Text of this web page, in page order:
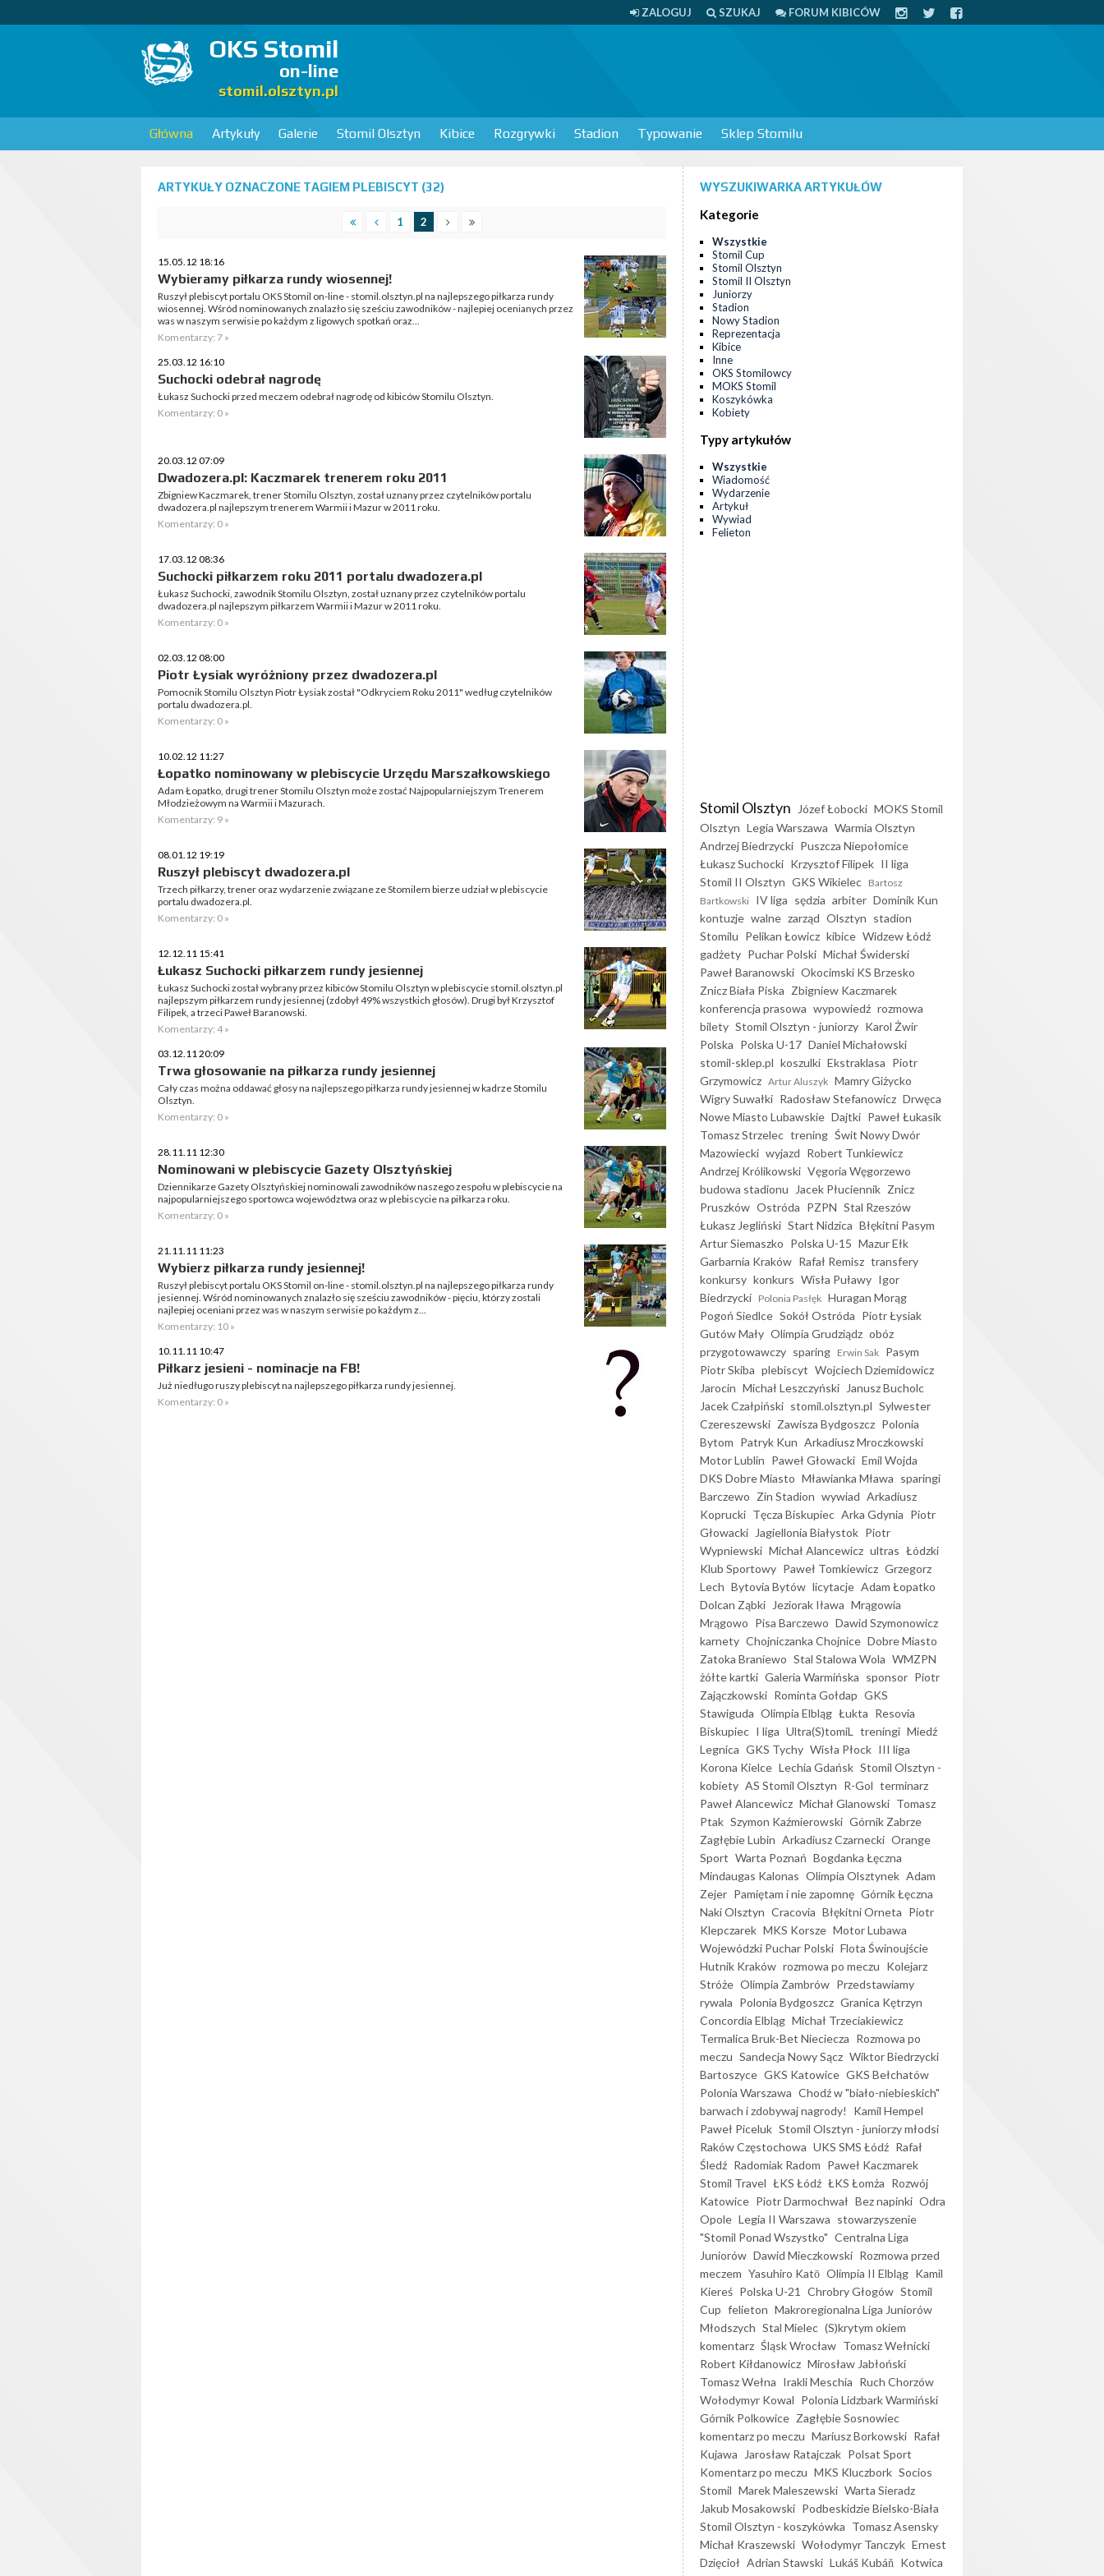
ZALOGUJ SZUKAJ FORUM KIBICÓW
OKS Stomil
on-line
stomil.olsztyn.pl
Główna Artykuły Galerie Stomil Olsztyn Kibice Rozgrywki Stadion Typowanie Sklep Stomilu
ARTYKUŁY OZNACZONE TAGIEM PLEBISCYT (32)
1 2
15.05.12 18:16
Wybieramy piłkarza rundy wiosennej!
Ruszył plebiscyt portalu OKS Stomil on-line - stomil.olsztyn.pl na najlepszego piłkarza rundy
wiosennej. Wśród nominowanych znalazło się sześciu zawodników - najlepiej ocenianych przez
was w naszym serwisie po każdym z ligowych spotkań oraz...
Komentarzy: 7 »
25.03.12 16:10
Suchocki odebrał nagrodę
Łukasz Suchocki przed meczem odebrał nagrodę od kibiców Stomilu Olsztyn.
Komentarzy: 0 »
20.03.12 07:09
Dwadozera.pl: Kaczmarek trenerem roku 2011
Zbigniew Kaczmarek, trener Stomilu Olsztyn, został uznany przez czytelników portalu
dwadozera.pl najlepszym trenerem Warmii i Mazur w 2011 roku.
Komentarzy: 0 »
17.03.12 08:36
Suchocki piłkarzem roku 2011 portalu dwadozera.pl
Łukasz Suchocki, zawodnik Stomilu Olsztyn, został uznany przez czytelników portalu
dwadozera.pl najlepszym piłkarzem Warmii i Mazur w 2011 roku.
Komentarzy: 0 »
02.03.12 08:00
Piotr Łysiak wyróżniony przez dwadozera.pl
Pomocnik Stomilu Olsztyn Piotr Łysiak został "Odkryciem Roku 2011" według czytelników
portalu dwadozera.pl.
Komentarzy: 0 »
10.02.12 11:27
Łopatko nominowany w plebiscycie Urzędu Marszałkowskiego
Adam Łopatko, drugi trener Stomilu Olsztyn może zostać Najpopularniejszym Trenerem
Młodzieżowym na Warmii i Mazurach.
Komentarzy: 9 »
08.01.12 19:19
Ruszył plebiscyt dwadozera.pl
Trzech piłkarzy, trener oraz wydarzenie związane ze Stomilem bierze udział w plebiscycie
portalu dwadozera.pl.
Komentarzy: 0 »
12.12.11 15:41
Łukasz Suchocki piłkarzem rundy jesiennej
Łukasz Suchocki został wybrany przez kibiców Stomilu Olsztyn w plebiscycie stomil.olsztyn.pl
najlepszym piłkarzem rundy jesiennej (zdobył 49% wszystkich głosów). Drugi był Krzysztof
Filipek, a trzeci Paweł Baranowski.
Komentarzy: 4 »
03.12.11 20:09
Trwa głosowanie na piłkarza rundy jesiennej
Cały czas można oddawać głosy na najlepszego piłkarza rundy jesiennej w kadrze Stomilu
Olsztyn.
Komentarzy: 0 »
28.11.11 12:30
Nominowani w plebiscycie Gazety Olsztyńskiej
Dziennikarze Gazety Olsztyńskiej nominowali zawodników naszego zespołu w plebiscycie na
najpopularniejszego sportowca województwa oraz w plebiscycie na piłkarza roku.
Komentarzy: 0 »
21.11.11 11:23
Wybierz piłkarza rundy jesiennej!
Ruszył plebiscyt portalu OKS Stomil on-line - stomil.olsztyn.pl na najlepszego piłkarza rundy
jesiennej. Wśród nominowanych znalazło się sześciu zawodników - pięciu, którzy zostali
najlepiej oceniani przez was w naszym serwisie po każdym z...
Komentarzy: 10 »
10.11.11 10:47
Piłkarz jesieni - nominacje na FB!
Już niedługo ruszy plebiscyt na najlepszego piłkarza rundy jesiennej.
Komentarzy: 0 »
WYSZUKIWARKA ARTYKUŁÓW
Kategorie
Wszystkie
Stomil Cup
Stomil Olsztyn
Stomil II Olsztyn
Juniorzy
Stadion
Nowy Stadion
Reprezentacja
Kibice
Inne
OKS Stomilowcy
MOKS Stomil
Koszykówka
Kobiety
Typy artykułów
Wszystkie
Wiadomość
Wydarzenie
Artykuł
Wywiad
Felieton
Stomil Olsztyn Józef Łobocki MOKS Stomil
Olsztyn Legia Warszawa Warmia Olsztyn
Andrzej Biedrzycki Puszcza Niepołomice
Łukasz Suchocki Krzysztof Filipek II liga
Stomil II Olsztyn GKS Wikielec Bartosz
Bartkowski IV liga sędzia arbiter Dominik Kun
kontuzje walne zarząd Olsztyn stadion
Stomilu Pelikan Łowicz kibice Widzew Łódź
gadżety Puchar Polski Michał Świderski
Paweł Baranowski Okocimski KS Brzesko
Znicz Biała Piska Zbigniew Kaczmarek
konferencja prasowa wypowiedź rozmowa
bilety Stomil Olsztyn - juniorzy Karol Żwir
Polska Polska U-17 Daniel Michałowski
stomil-sklep.pl koszulki Ekstraklasa Piotr
Grzymowicz Artur Aluszyk Mamry Giżycko
Wigry Suwałki Radosław Stefanowicz Drwęca
Nowe Miasto Lubawskie Dajtki Paweł Łukasik
Tomasz Strzelec trening Świt Nowy Dwór
Mazowiecki wyjazd Robert Tunkiewicz
Andrzej Królikowski Vęgoria Węgorzewo
budowa stadionu
Jacek Płuciennik Znicz
Pruszków Ostróda PZPN Stal Rzeszów
Łukasz Jegliński Start Nidzica Błękitni Pasym
Artur Siemaszko Polska U-15 Mazur Ełk
Garbarnia Kraków Rafał Remisz transfery
konkursy konkurs Wisła Puławy Igor
Biedrzycki Polonia Pasłęk Huragan Morąg
Pogoń Siedlce Sokół Ostróda Piotr Łysiak
Gutów Mały Olimpia Grudziądz obóz
przygotowawczy sparing Erwin Sak Pasym
Piotr Skiba plebiscyt Wojciech Dziemidowicz
Jarocin Michał Leszczyński
Janusz Bucholc
Jacek Czałpiński stomil.olsztyn.pl Sylwester
Czereszewski Zawisza Bydgoszcz Polonia
Bytom Patryk Kun Arkadiusz Mroczkowski
Motor Lublin Paweł Głowacki Emil Wojda
DKS Dobre Miasto Mławianka Mława sparingi
Barczewo Zin Stadion wywiad Arkadiusz
Koprucki Tęcza Biskupiec Arka Gdynia Piotr
Głowacki
Jagiellonia Białystok Piotr
Wypniewski Michał Alancewicz ultras Łódzki
Klub Sportowy Paweł Tomkiewicz Grzegorz
Lech Bytovia Bytów licytacje Adam Łopatko
Dolcan Ząbki
Jeziorak Iława Mrągowia
Mrągowo Pisa Barczewo Dawid Szymonowicz
karnety Chojniczanka Chojnice Dobre Miasto
Zatoka Braniewo Stal Stalowa Wola WMZPN
żółte kartki Galeria Warmińska sponsor Piotr
Zajączkowski Rominta Gołdap GKS
Stawiguda Olimpia Elbląg Łukta Resovia
Biskupiec I liga Ultra(S)tomiL treningi Miedź
Legnica GKS Tychy Wisła Płock III liga
Korona Kielce Lechia Gdańsk Stomil Olsztyn -
kobiety AS Stomil Olsztyn R-Gol terminarz
Paweł Alancewicz Michał Glanowski Tomasz
Ptak Szymon Kaźmierowski Górnik Zabrze
Zagłębie Lubin Arkadiusz Czarnecki Orange
Sport Warta Poznań Bogdanka Łęczna
Mindaugas Kalonas Olimpia Olsztynek Adam
Zejer Pamiętam i nie zapomnę Górnik Łęczna
Naki Olsztyn Cracovia Błękitni Orneta Piotr
Klepczarek MKS Korsze Motor Lubawa
Wojewódzki Puchar Polski Flota Świnoujście
Hutnik Kraków rozmowa po meczu Kolejarz
Stróże Olimpia Zambrów Przedstawiamy
rywala Polonia Bydgoszcz Granica Kętrzyn
Concordia Elbląg Michał Trzeciakiewicz
Termalica Bruk-Bet Nieciecza Rozmowa po
meczu Sandecja Nowy Sącz Wiktor Biedrzycki
Bartoszyce GKS Katowice GKS Bełchatów
Polonia Warszawa Chodź w "biało-niebieskich"
barwach i zdobywaj nagrody!
Kamil Hempel
Paweł Piceluk Stomil Olsztyn - juniorzy młodsi
Raków Częstochowa UKS SMS Łódź Rafał
Śledź Radomiak Radom Paweł Kaczmarek
Stomil Travel ŁKS Łódź ŁKS Łomża Rozwój
Katowice Piotr Darmochwał Bez napinki Odra
Opole Legia II Warszawa stowarzyszenie
"Stomil Ponad Wszystko" Centralna Liga
Juniorów Dawid Mieczkowski Rozmowa przed
meczem Yasuhiro Katō Olimpia II Elbląg Kamil
Kiereś Polska U-21 Chrobry Głogów Stomil
Cup felieton Makroregionalna Liga Juniorów
Młodszych Stal Mielec (S)krytym okiem
komentarz Śląsk Wrocław Tomasz Wełnicki
Robert Kiłdanowicz Mirosław Jabłoński
Tomasz Wełna Irakli Meschia Ruch Chorzów
Wołodymyr Kowal Polonia Lidzbark Warmiński
Górnik Polkowice Zagłębie Sosnowiec
komentarz po meczu Mariusz Borkowski Rafał
Kujawa
Jarosław Ratajczak Polsat Sport
Komentarz po meczu MKS Kluczbork Socios
Stomil Marek Maleszewski Warta Sieradz
Jakub Mosakowski Podbeskidzie Bielsko-Biała
Stomil Olsztyn - koszykówka Tomasz Asensky
Michał Kraszewski Wołodymyr Tanczyk Ernest
Dzięcioł Adrian Stawski Lukáš Kubáň Kotwica